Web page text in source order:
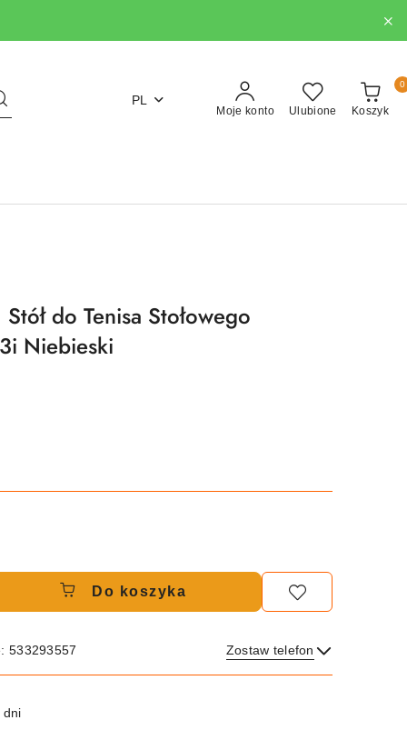
PL
Moje konto Ulubione Koszyk
0
do Tenisa Stołowego
Niebieski
Do koszyka
533293557 Zostaw telefon
Wyślij
dni